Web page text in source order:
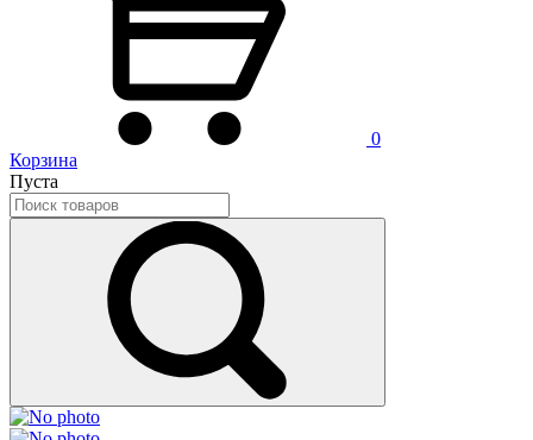
0
Корзина
Пуста